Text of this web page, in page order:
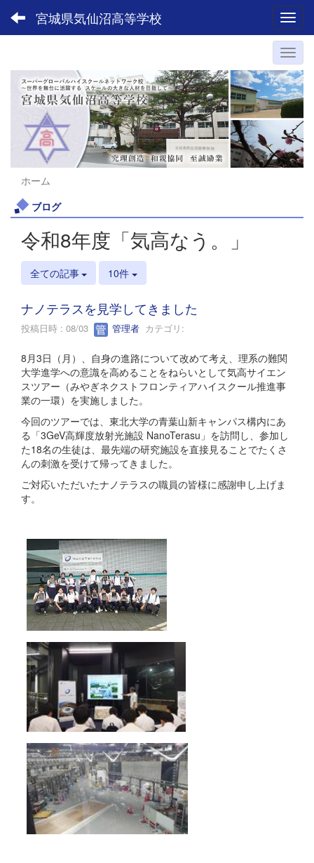
宮城県気仙沼高等学校
ホーム
ブログ
令和8年度「気高なう。」
全ての記事 10件
ナノテラスを見学してきました
投稿日時 : 08/03 管理者 カテゴリ:
8月3日（月）、自身の進路について改めて考え、理系の難関
大学進学への意識を高めることをねらいとして気高サイエン
スツアー（みやぎネクストフロンティアハイスクール推進事
業の一環）を実施しました。
今回のツアーでは、東北大学の青葉山新キャンパス構内にあ
る「3GeV高輝度放射光施設 NanoTerasu」を訪問し、参加し
た18名の生徒は、最先端の研究施設を直接見ることでたくさ
んの刺激を受けて帰ってきました。
ご対応いただいたナノテラスの職員の皆様に感謝申し上げま
す。